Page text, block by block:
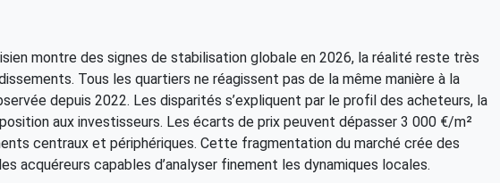
montre des signes de stabilisation globale en 2026, la réalité reste très
Tous les quartiers ne réagissent pas de la même manière à la
depuis 2022. Les disparités s’expliquent par le profil des acheteurs, la
aux investisseurs. Les écarts de prix peuvent dépasser 3 000 €/m²
centraux et périphériques. Cette fragmentation du marché crée des
acquéreurs capables d’analyser finement les dynamiques locales.